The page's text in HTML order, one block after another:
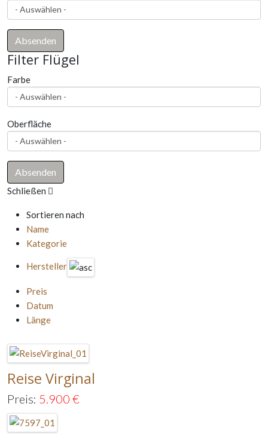
Filter Flügel
Farbe
Oberfläche
Schließen
Sortieren nach
Name
Kategorie
Hersteller
Preis
Datum
Länge
Reise Virginal
Preis: 5.900 €